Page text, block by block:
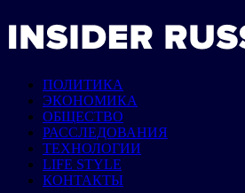
ПОЛИТИКА
ЭКОНОМИКА
ОБЩЕСТВО
РАССЛЕДОВАНИЯ
ТЕХНОЛОГИИ
LIFE STYLE
КОНТАКТЫ